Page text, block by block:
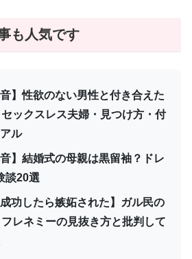
も人気です
音】性欲のない男性と付き合えた
ックスレス夫婦・見つけ方・付
ル
音】結婚式の母親は黒留袖？ドレ
談20選
成功したら嫉妬された】ガル民の
レネミーの見抜き方と批判して